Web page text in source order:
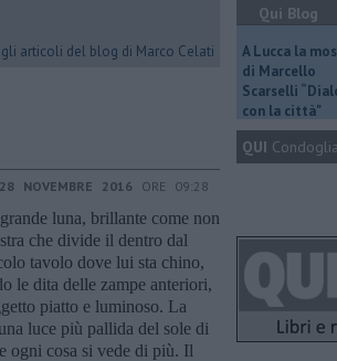
articoli del blog di Marco Celati
28 NOVEMBRE 2016 ORE 09:28
luna, brillante come non
che divide il dentro dal
tavolo dove lui sta chino,
le dita delle zampe anteriori,
piatto e luminoso. La
luce più pallida del sole di
ogni cosa si vede di più. Il
Qui Blog
A Lucca la
di Marcello
Scarselli
con la città"
QUI